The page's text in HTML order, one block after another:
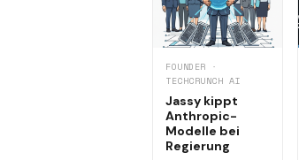
FOUNDER ·
TECHCRUNCH AI
Jassy kippt
Anthropic-
Modelle bei
Regierung